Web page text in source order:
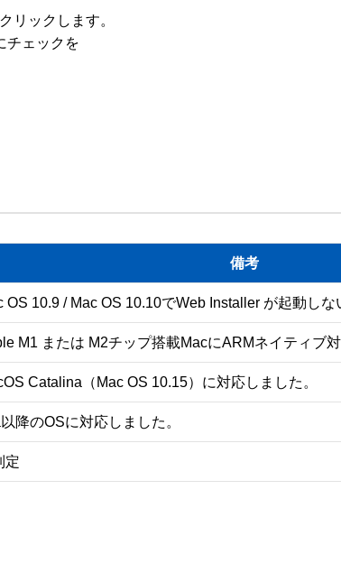
ックします。
ェックを
備考
OS 10.9 / Mac OS 10.10でWeb Installer が起動し
M1 または M2チップ搭載MacにARMネイティブ対
Catalina（Mac OS 10.15）に対応しました。
降のOSに対応しました。
定